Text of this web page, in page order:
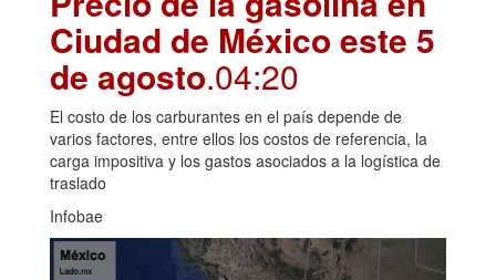
Ciudad de México este 5
de agosto.04:20
El costo de los carburantes en el país depende de
varios factores, entre ellos los costos de referencia, la
carga impositiva y los gastos asociados a la logística de
traslado
Infobae